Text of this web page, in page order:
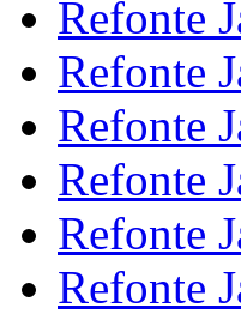
Refonte
Refonte
Refonte
Refonte
Refonte
Refonte